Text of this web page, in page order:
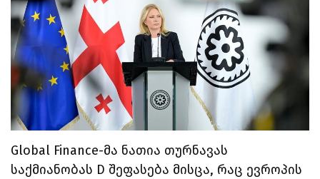
Global Finance-მა ნათია თურნავას
საქმიანობას D შეფასება მისცა, რაც ევროპის